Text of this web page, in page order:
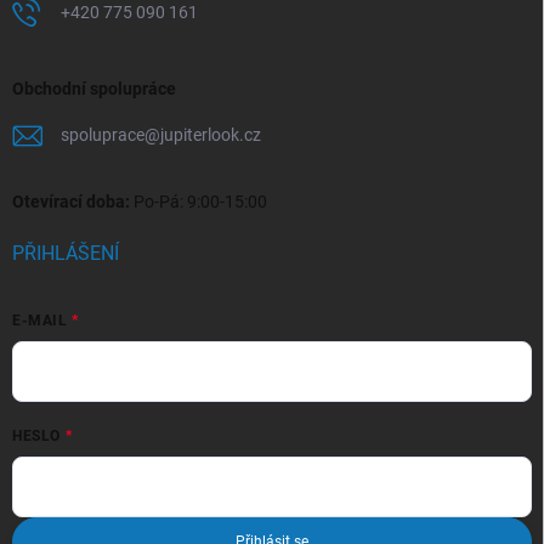
+420 775 090 161
Obchodní spolupráce
spoluprace@jupiterlook.cz
Otevírací doba: Po-Pá: 9:00-15:00
PŘIHLÁŠENÍ
E-MAIL
HESLO